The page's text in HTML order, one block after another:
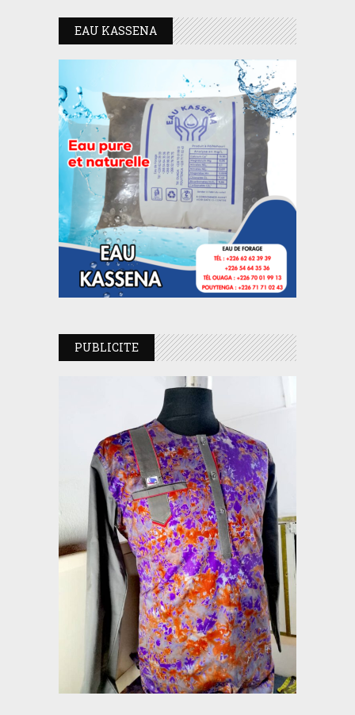
EAU KASSENA
PUBLICITE